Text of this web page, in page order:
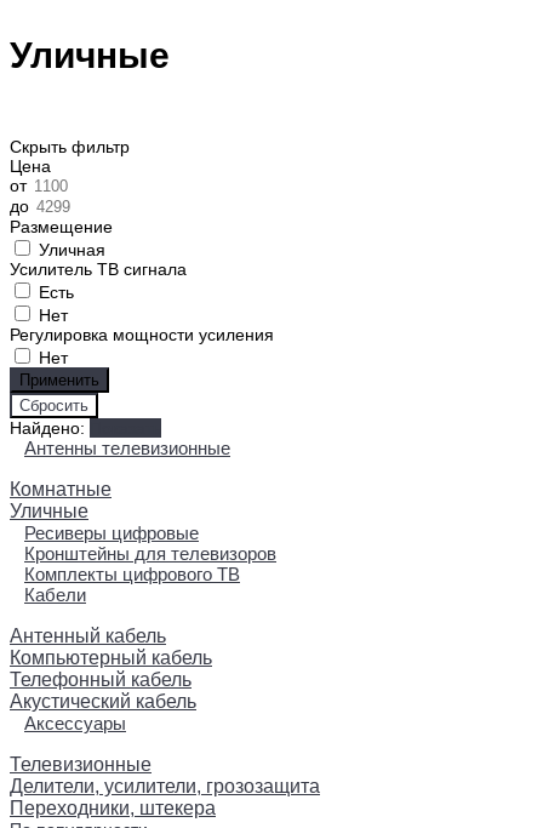
Уличные
Скрыть фильтр
Цена
от
до
Размещение
Уличная
Усилитель ТВ сигнала
Есть
Нет
Регулировка мощности усиления
Нет
Найдено:
Антенны телевизионные
Комнатные
Уличные
Ресиверы цифровые
Кронштейны для телевизоров
Комплекты цифрового ТВ
Кабели
Антенный кабель
Компьютерный кабель
Телефонный кабель
Акустический кабель
Аксессуары
Телевизионные
Делители, усилители, грозозащита
Переходники, штекера